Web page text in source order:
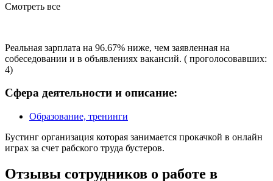
Смотреть все
Реальная зарплата на 96.67% ниже, чем заявленная на
собеседовании и в объявлениях вакансий. ( проголосовавших:
4)
Сфера деятельности и описание:
Образование, тренинги
Бустинг организация которая занимается прокачкой в онлайн
играх за счет рабского труда бустеров.
Отзывы сотрудников о работе в